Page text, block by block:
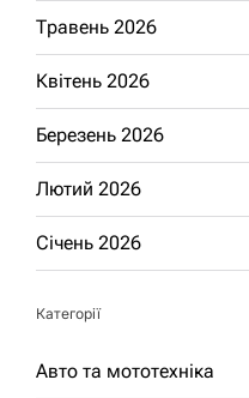
Травень 2026
Квітень 2026
Березень 2026
Лютий 2026
Січень 2026
Категорії
Авто та мототехніка